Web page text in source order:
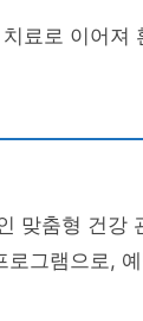
료로 이어져
맞춤형 건강
그램으로,